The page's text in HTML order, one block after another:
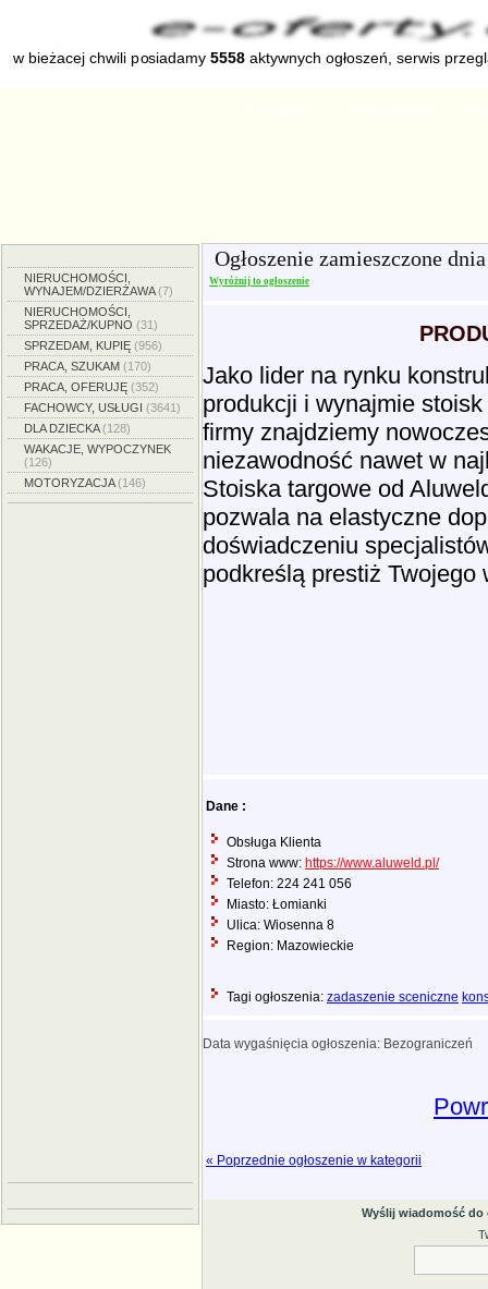
w bieżacej chwili posiadamy5558 aktywnych ogłoszeń, serwis
NIERUCHOMOŚCI,
WYNAJEM/DZIERŻAWA(7)
NIERUCHOMOŚCI,
SPRZEDAŻ/KUPNO (31)
SPRZEDAM, KUPIĘ (956)
PRACA, SZUKAM (170)
PRACA, OFERUJĘ (352)
FACHOWCY, USŁUGI (3641)
DLA DZIECKA(128)
WAKACJE, WYPOCZYNEK
(126)
MOTORYZACJA(146)
Ogłoszenie zamieszczone
Wyróżnij to ogłoszenie
Jako lider na rynku
produkcji i wynajmie
firmy znajdziemy
niezawodność nawet w
Stoiska targowe od
pozwala na elastyczne
doświadczeniu
podkreślą prestiż Twojego
Dane :
Obsługa Klienta
Strona www: https://www.aluweld.pl/
Telefon: 224 241 056
Miasto: Łomianki
Ulica: Wiosenna 8
Region: Mazowieckie
Tagi ogłoszenia: zadaszenie sceniczne
Data wygaśnięcia ogłoszenia: Bezograniczeń
« Poprzednie ogłoszenie w kategorii
Wyślij wiadomość